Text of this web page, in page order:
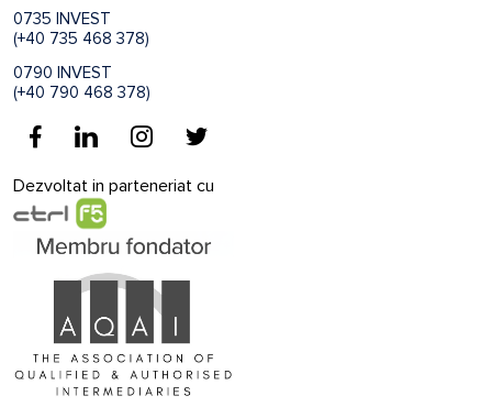
0735 INVEST
(+40 735 468 378)
0790 INVEST
(+40 790 468 378)
Dezvoltat in parteneriat cu